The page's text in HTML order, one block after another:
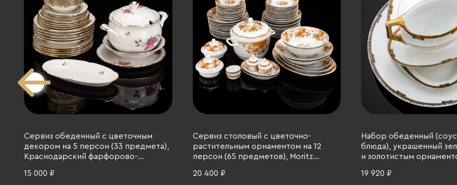
Сервиз обеденный с цветочным
декором на 5 персон (33 предмета),
Краснодарский фарфорово-
деколь, золочение, СССР, 1970-1992
15 000 ₽
Сервиз столовый с цветочно-
растительным орнаментом на 12
персон (65 предметов), Moritz
Чехословакия, 1960-1980 гг.
20 400 ₽
Набор обеденный
блюда), украшенный
и золотистым
фарфор, золочение,
19 920 ₽